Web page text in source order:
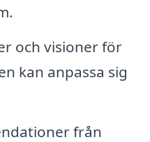
och visioner för
kan anpassa sig
från